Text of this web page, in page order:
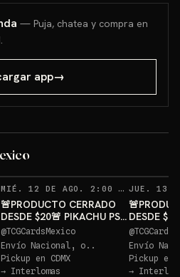
— Puja, chatea y compra en
app→
MIÉ. 12 DE AGO. 2:00 AM · 188
🚨PRODUCTO CERRADO
DESDE $20🚨 PIKACHU PSA
10 GRATIS
@TCGCardsMexico
Envío Nacional, o..
Pickup en CDMX
→ Interlomas
DESDE
10 GRATIS
@
Envío
Pickup en
→